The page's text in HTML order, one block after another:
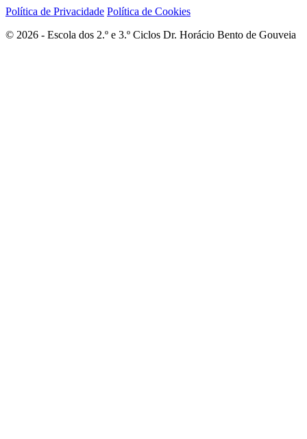
Política de Privacidade Política de Cookies
© 2026 - Escola dos 2.º e 3.º Ciclos Dr. Horácio Bento de Gouveia